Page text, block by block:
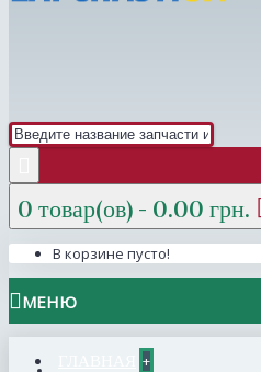
0 товар(ов) - 0.00 грн.
В корзине пусто!
МЕНЮ
+